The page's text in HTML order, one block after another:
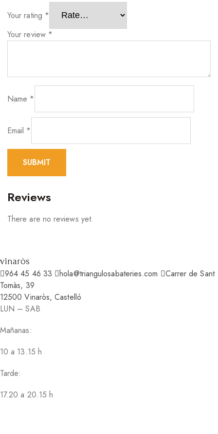
Your rating *
Your review *
Name *
Email *
Reviews
There are no reviews yet.
vinaròs
964 45 46 33 hola@triangulosabateries.com
Carrer de Sant
Tomàs, 39
12500 Vinaròs, Castelló
LUN – SAB
Mañanas:
10 a 13.15 h
Tarde:
17.20 a 20.15 h